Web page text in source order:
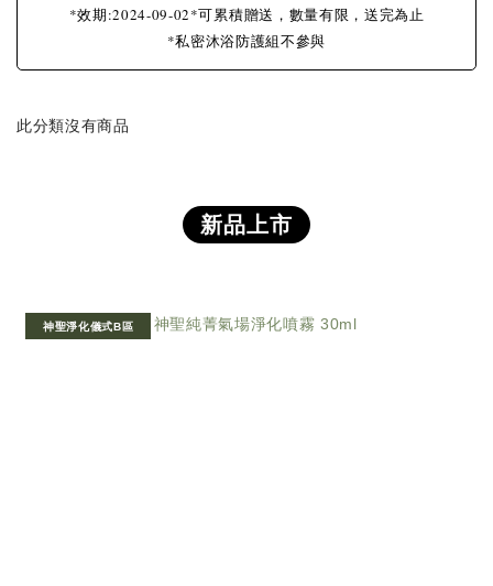
*效期:2024-09-02*可累積贈送，數量有限，送完為止
*私密沐浴防護組不參與
此分類沒有商品
新品上市
神聖淨化儀式B區